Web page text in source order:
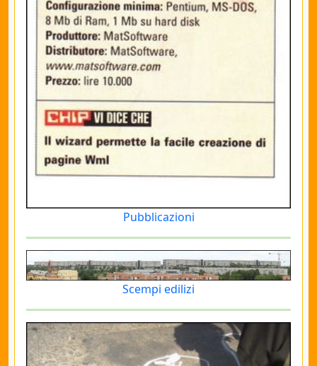
Pubblicazioni
Scempi edilizi